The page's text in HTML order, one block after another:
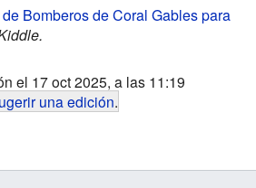
Bomberos de Coral Gables para
el 17 oct 2025, a las 11:19
una edición.